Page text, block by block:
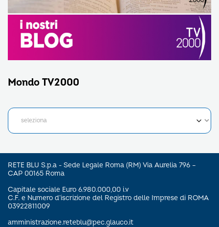
Mondo TV2000
RETE BLU S.p.a - Sede Legale Roma (RM) Via Aurelia 796 –
CAP 00165 Roma
Capitale sociale Euro 6.980.000,00 i.v
C.F. e Numero d’iscrizione del Registro delle Imprese di ROMA
03922811009
amministrazione.reteblu@pec.glauco.it